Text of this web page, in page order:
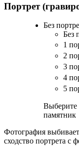
Портрет
Без
Без
1
2
3
4
5
Выберите
памятник
Фотография
сходство портрета с